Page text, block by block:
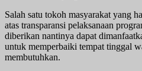
Salah satu tokoh masyarakat yang
atas transparansi pelaksanaan
diberikan nantinya dapat
untuk memperbaiki tempat tinggal
membutuhkan.